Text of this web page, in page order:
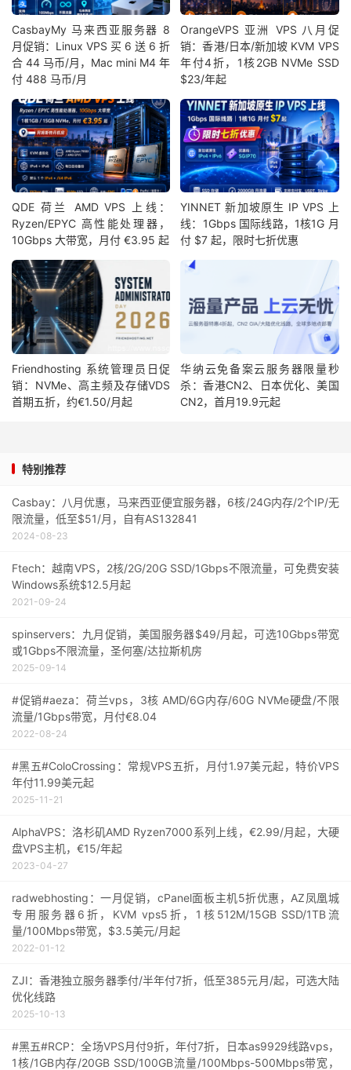
CasbayMy 马来西亚服务器 8
月促销：Linux VPS 买 6 送 6 折
合 44 马币/月，Mac mini M4 年
付 488 马币/月
OrangeVPS 亚洲 VPS 八月促
销：香港/日本/新加坡 KVM VPS
年付4折，1核2GB NVMe SSD
$23/年起
QDE 荷兰 AMD VPS 上线：
Ryzen/EPYC 高性能处理器，
10Gbps 大带宽，月付 €3.95 起
YINNET 新加坡原生 IP VPS 上
线：1Gbps 国际线路，1核1G 月
付 $7 起，限时七折优惠
Friendhosting 系统管理员日促
销：NVMe、高主频及存储VDS
首期五折，约€1.50/月起
华纳云免备案云服务器限量秒
杀：香港CN2、日本优化、美国
CN2，首月19.9元起
特别推荐
Casbay：八月优惠，马来西亚便宜服务器，6核/24G内存/2个IP/无
限流量，低至$51/月，自有AS132841
2024-08-23
Ftech：越南VPS，2核/2G/20G SSD/1Gbps不限流量，可免费安装
Windows系统$12.5月起
2021-09-24
spinservers：九月促销，美国服务器$49/月起，可选10Gbps带宽
或1Gbps不限流量，圣何塞/达拉斯机房
2025-09-14
#促销#aeza：荷兰vps，3核 AMD/6G内存/60G NVMe硬盘/不限
流量/1Gbps带宽，月付€8.04
2022-08-24
#黑五#ColoCrossing：常规VPS五折，月付1.97美元起，特价VPS
年付11.99美元起
2025-11-21
AlphaVPS：洛杉矶AMD Ryzen7000系列上线，€2.99/月起，大硬
盘VPS主机，€15/年起
2023-04-27
radwebhosting：一月促销，cPanel面板主机5折优惠，AZ凤凰城
专用服务器6折，KVM vps5折，1核512M/15GB SSD/1TB流
量/100Mbps带宽，$3.5美元/月起
2022-01-12
ZJI：香港独立服务器季付/半年付7折，低至385元月/起，可选大陆
优化线路
2025-10-13
#黑五#RCP：全场VPS月付9折，年付7折，日本as9929线路vps，
1核/1GB内存/20GB SSD/100GB流量/100Mbps-500Mbps带宽，